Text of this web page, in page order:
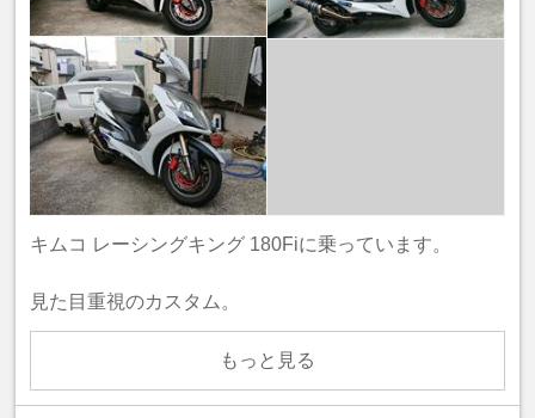
キムコ レーシングキング 180Fiに乗っています。
見た目重視のカスタム。
もっと見る